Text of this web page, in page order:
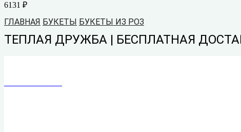
6131 ₽
ГЛАВНАЯ БУКЕТЫ БУКЕТЫ ИЗ РОЗ
ТЕПЛАЯ ДРУЖБА | БЕСПЛАТНАЯ